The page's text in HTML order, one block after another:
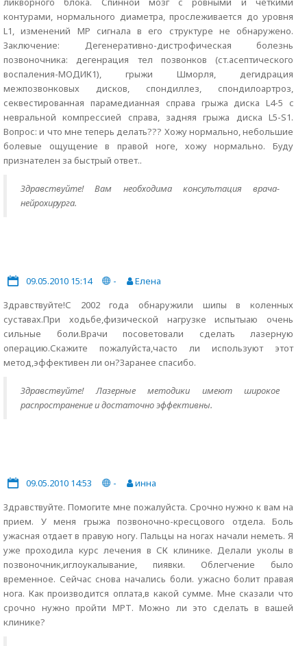
контурами, нормального диаметра, прослеживается до уровня
L1, изменений МР сигнала в его структуре не обнаружено.
Заключение: Дегенеративно-дистрофическая болезнь
позвоночника: дегенрация тел позвонков (ст.асептического
воспаления-МОДИК1), грыжи Шморля, дегидрация
межпозвонковых дисков, спондиллез, спондилоартроз,
секвестированная парамедианная справа грыжа диска L4-5 c
невральной компрессией справа, задняя грыжа диска L5-S1.
Вопрос: и что мне теперь делать??? Хожу нормально, небольшие
болевые ощущение в правой ноге, хожу нормально. Буду
признателен за быстрый ответ..
Здравствуйте! Вам необходима консультация врача-
нейрохирурга.
09.05.2010 15:14 -
Елена
Здравствуйте!С 2002 года обнаружили шипы в коленных
суставах.При ходьбе,физической нагрузке испытыаю очень
сильные боли.Врачи посоветовали сделать лазерную
операцию.Скажите пожалуйста,часто ли используют этот
метод,эффективен ли он?Заранее спасибо.
Здравствуйте! Лазерные методики имеют широкое
распространение и достаточно эффективны.
09.05.2010 14:53 -
инна
Здравствуйте. Помогите мне пожалуйста. Срочно нужно к вам на
прием. У меня грыжа позвоночно-кресцового отдела. Боль
ужасная отдает в правую ногу. Пальцы на ногах начали неметь. Я
уже проходила курс лечения в СК клинике. Делали уколы в
позвоночник,иглоукалывание, пиявки. Облегчение было
временное. Сейчас снова начались боли. ужасно болит правая
нога. Как производится оплата,в какой сумме. Мне сказали что
срочно нужно пройти МРТ. Можно ли это сделать в вашей
клинике?